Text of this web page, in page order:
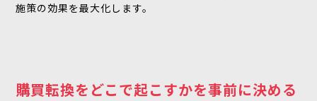
施策の効果を最大化します。
購買転換をどこで起こすかを事前に決める